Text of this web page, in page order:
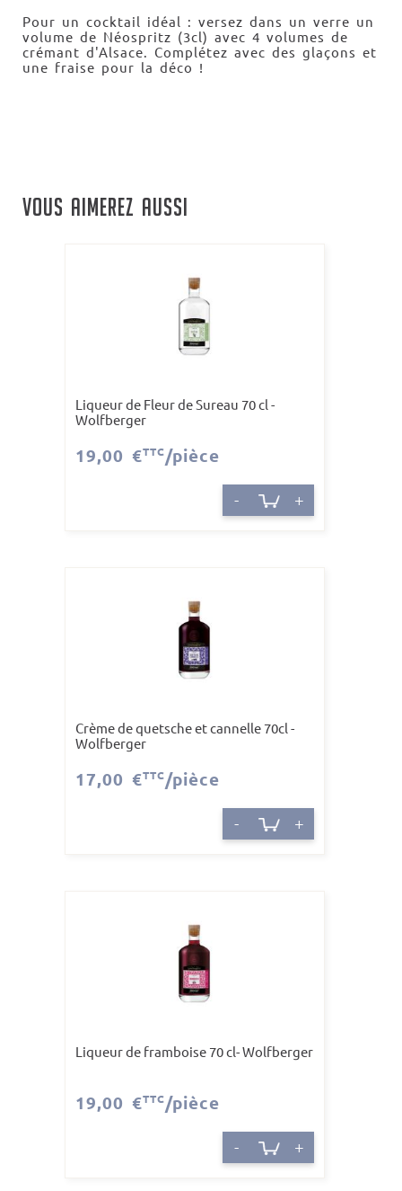
Pour un cocktail idéal : versez dans un verre un
volume de Néospritz (3cl) avec 4 volumes de
crémant d'Alsace. Complétez avec des glaçons et
une fraise pour la déco !
VOUS AIMEREZ AUSSI
Liqueur de Fleur de Sureau 70 cl -
Wolfberger
19,00 €TTC /pièce
- +
Crème de quetsche et cannelle 70cl -
Wolfberger
17,00 €TTC /pièce
- +
Liqueur de framboise 70 cl- Wolfberger
19,00 €TTC /pièce
- +